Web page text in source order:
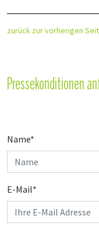
zurück zur vorherigen
Pressekonditionen
Name*
E-Mail*